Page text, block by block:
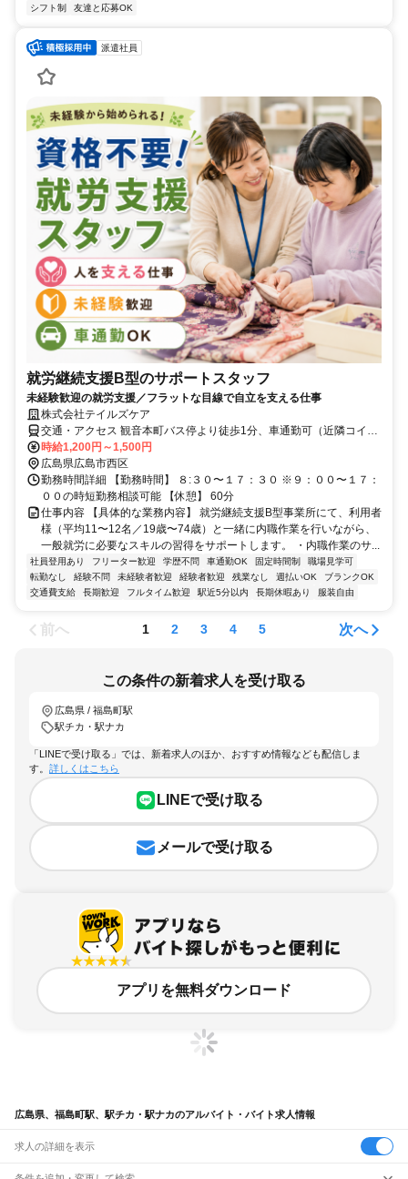
シフト制
友達と応募OK
派遣社員
就労継続支援B型のサポートスタッフ
未経験歓迎の就労支援／フラットな目線で自立を支える仕事
株式会社テイルズケア
交通・アクセス 観音本町バス停より徒歩1分、車通勤可（近隣コイン
パーキング利用、領収書提出にて日割りで経費精算）
時給1,200円～1,500円
広島県広島市西区
勤務時間詳細 【勤務時間】 ８:３０〜１７：３０ ※９：００〜１７：
００の時短勤務相談可能 【休憩】 60分
仕事内容 【具体的な業務内容】 就労継続支援B型事業所にて、利用者
様（平均11〜12名／19歳〜74歳）と一緒に内職作業を行いながら、
一般就労に必要なスキルの習得をサポートします。 ・内職作業のサ...
社員登用あり フリーター歓迎 学歴不問 車通勤OK 固定時間制
職場見学可
転勤なし
経験不問 未経験者歓迎 経験者歓迎 残業なし 週払いOK
ブランクOK
交通費支給
長期歓迎 フルタイム歓迎 駅近5分以内 長期休暇あり 服装自由
前へ 1 2 3 4 5 次へ
この条件の新着求人を受け取る
広島県 / 福島町駅
駅チカ・駅ナカ
「LINEで受け取る」では、新着求人のほか、おすすめ情報なども配信しま
す。 詳しくはこちら
LINEで受け取る
メールで受け取る
アプリを無料ダウンロード
広島県、福島町駅、駅チカ・駅ナカのアルバイト・バイト求人情報
求人の詳細を表示